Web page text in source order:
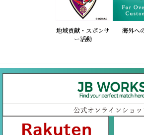
地域貢献・スポンサ
ー活動
海外へ